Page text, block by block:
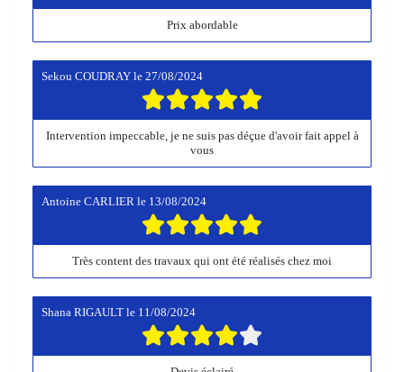
Prix abordable
Sekou COUDRAY le 27/08/2024
Intervention impeccable, je ne suis pas déçue d'avoir fait appel à
vous
Antoine CARLIER le 13/08/2024
Très content des travaux qui ont été réalisés chez moi
Shana RIGAULT le 11/08/2024